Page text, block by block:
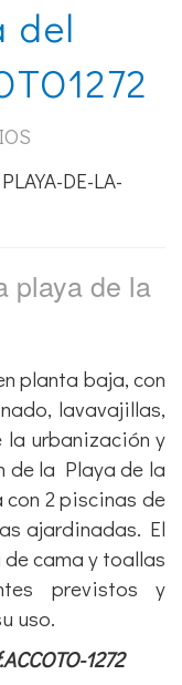
del
DE-LA-
playa de la
planta baja, con
lavavajillas,
urbanización y
de la Playa de la
2 piscinas de
ajardinadas. El
cama y toallas
previstos y
uso.
1272